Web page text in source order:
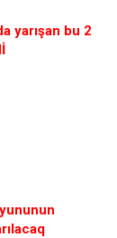
yarışan bu 2